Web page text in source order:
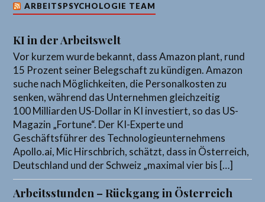
ARBEITSPSYCHOLOGIE TEAM
KI in der Arbeitswelt
Vor kurzem wurde bekannt, dass Amazon plant, rund
15 Prozent seiner Belegschaft zu kündigen. Amazon
suche nach Möglichkeiten, die Personalkosten zu
senken, während das Unternehmen gleichzeitig
100 Milliarden US-Dollar in KI investiert, so das US-
Magazin „Fortune“. Der KI-Experte und
Geschäftsführer des Technologieunternehmens
Apollo.ai, Mic Hirschbrich, schätzt, dass in Österreich,
Deutschland und der Schweiz „maximal vier bis […]
Arbeitsstunden – Rückgang in Österreich